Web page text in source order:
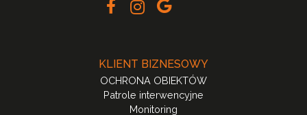
KLIENT BIZNESOWY
OCHRONA OBIEKTÓW
Patrole interwencyjne
Monitoring